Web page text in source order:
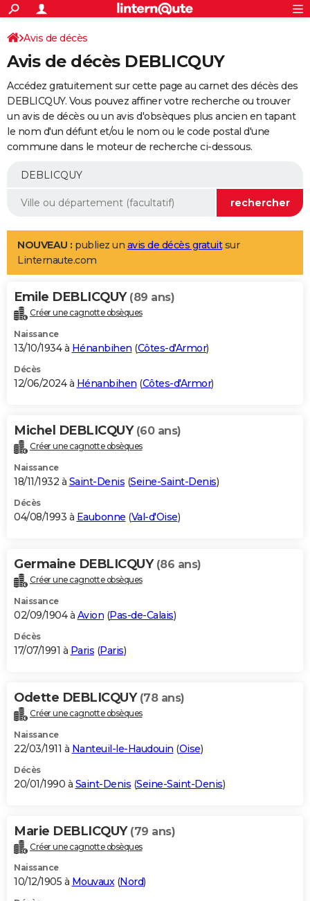
ACTUALITÉS
Politique
Société
Faits Divers
Education
Monde
Villes
+
SPORT
Coupe du monde 2026
Football
Tennis
Cyclisme
Rugby
Forum
Programme TV
TNT
Streaming
Cinéma
Sorties cinéma
Musique
+
FINANCE
Impôts
Immobilier
Risques naturels par ville
Banque
Assurance
Crédit
AUTO
Essais
Réserver un essai
Citadines
Berlines
SUV
Forum auto
+
Mobiles
Meilleur smartphone
Internet
Ordinateurs
Jeux vidéo
Guide high-tech
Aménagement intérieur
LIFESTYLE
Art de vivre
Bien-être
Loisirs
Mode
Modes de vie
Alimentation
Guide de la santé
Maladies
Médicaments
Sommeil
VOYAGE
Destinations
City break
Voyage nature
Voyage de noces
Forum
Climat
+PHOTO
GUIDES D'ACHAT
BONS PLANS
Carte de Noël
Carte Bonne année
Carte Saint-Valentin
Carte Pâques
Carte d'anniversaire
DICTIONNAIRE
Dictionnaire
Biographies
Citations
Expressions
Proverbes
PROGRAMME TV
S'inscrire
Se connecter
Lycées
Collèges
Primaires
Universités
Entreprises
Service militaire
Avis de recherche
AVIS DE DÉCÈS
Bricolage
Lifestyle
Culture
Sport
Auto
Television
Voyage
Cinema
Avis de décès
Avis de décès DEBLICQUY
Accédez gratuitement sur cette page au carnet des décès des
DEBLICQUY. Vous pouvez affiner votre recherche ou trouver
un avis de décès ou un avis d'obsèques plus ancien en tapant
le nom d'un défunt et/ou le nom ou le code postal d'une
commune dans le moteur de recherche ci-dessous.
NOUVEAU : publiez un avis de décès gratuitsur
Linternaute.com
Emile DEBLICQUY (89 ans)
Créer une cagnotte obsèques
Naissance
13/10/1934 à Hénanbihen (Côtes-d'Armor)
Décès
12/06/2024 à Hénanbihen (Côtes-d'Armor)
Michel DEBLICQUY (60 ans)
Créer une cagnotte obsèques
Naissance
18/11/1932 à Saint-Denis (Seine-Saint-Denis)
Décès
04/08/1993 à Eaubonne (Val-d'Oise)
Germaine DEBLICQUY (86 ans)
Créer une cagnotte obsèques
Naissance
02/09/1904 à Avion (Pas-de-Calais)
Décès
17/07/1991 à Paris (Paris)
Odette DEBLICQUY (78 ans)
Créer une cagnotte obsèques
Naissance
22/03/1911 à Nanteuil-le-Haudouin (Oise)
Décès
20/01/1990 à Saint-Denis (Seine-Saint-Denis)
Marie DEBLICQUY (79 ans)
Créer une cagnotte obsèques
Naissance
10/12/1905 à Mouvaux(Nord)